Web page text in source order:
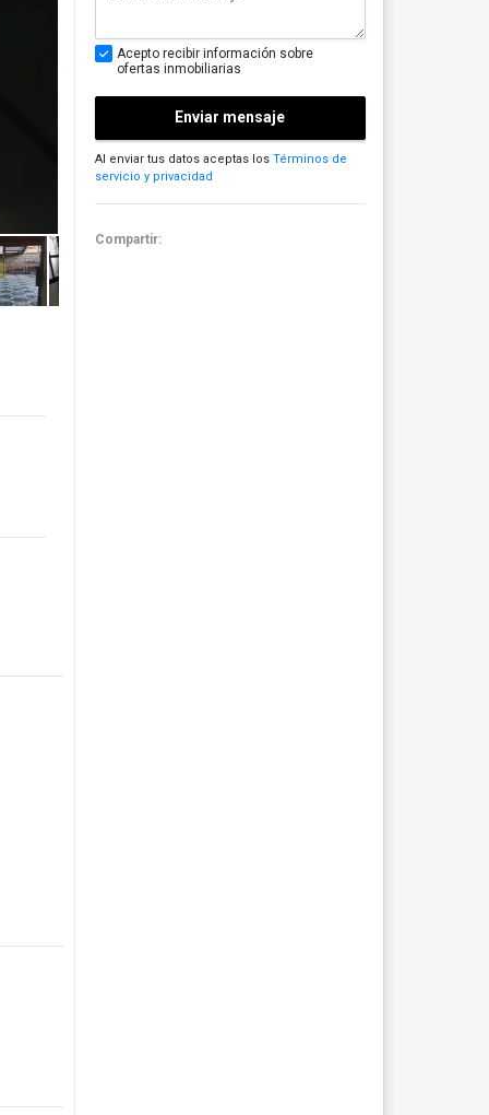
Acepto recibir información sobre
ofertas inmobiliarias
Enviar mensaje
Al enviar tus datos aceptas los Términos de
servicio y privacidad
Compartir: